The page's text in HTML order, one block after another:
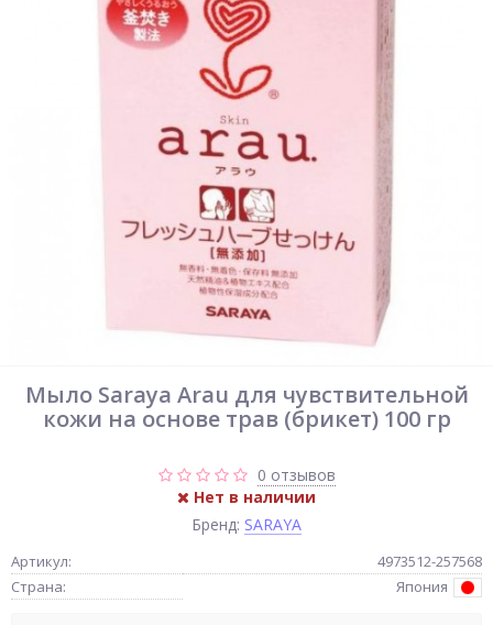
Мыло Saraya Arau для чувствительной
кожи на основе трав (брикет) 100 гр
0 отзывов
Нет в наличии
Бренд: SARAYA
Артикул:
4973512-257568
Страна:
Япония